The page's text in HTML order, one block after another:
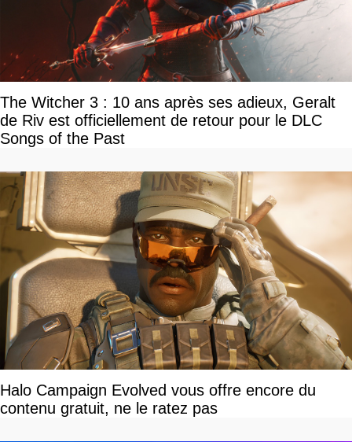
The Witcher 3 : 10 ans après ses adieux, Geralt
de Riv est officiellement de retour pour le DLC
Songs of the Past
Halo Campaign Evolved vous offre encore du
contenu gratuit, ne le ratez pas